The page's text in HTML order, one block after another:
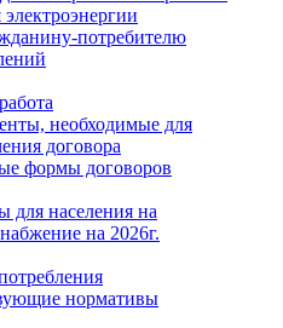
потребителю
необходимые для
договора
формы договоров
для населения на
на 2026г.
нормативы